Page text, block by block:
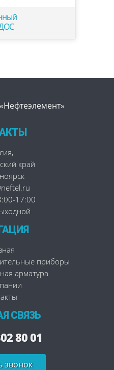
,
край
17:00
приборы
арматура
СВЯЗЬ
80 01
звонок